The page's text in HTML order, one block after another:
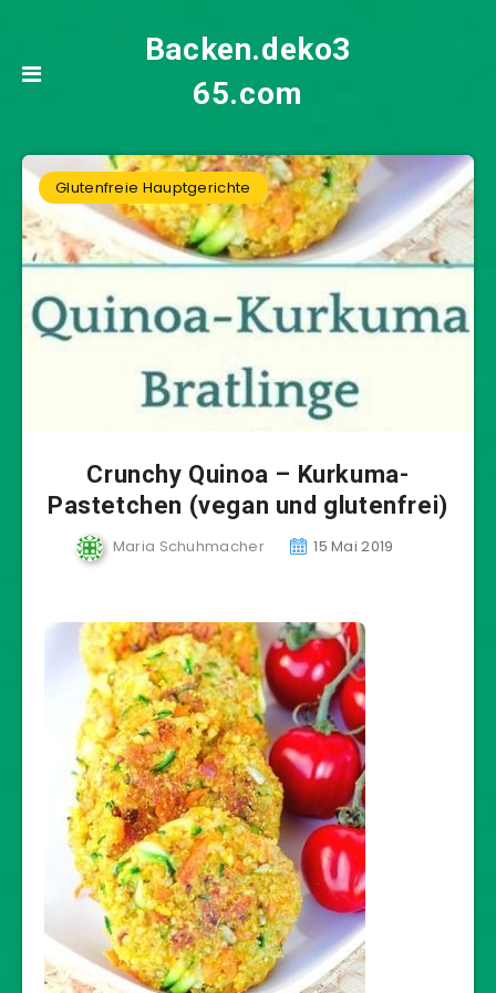
Backen.deko3
65.com
Glutenfreie Hauptgerichte
Crunchy Quinoa – Kurkuma-
Pastetchen (vegan und glutenfrei)
Maria Schuhmacher 15 Mai 2019